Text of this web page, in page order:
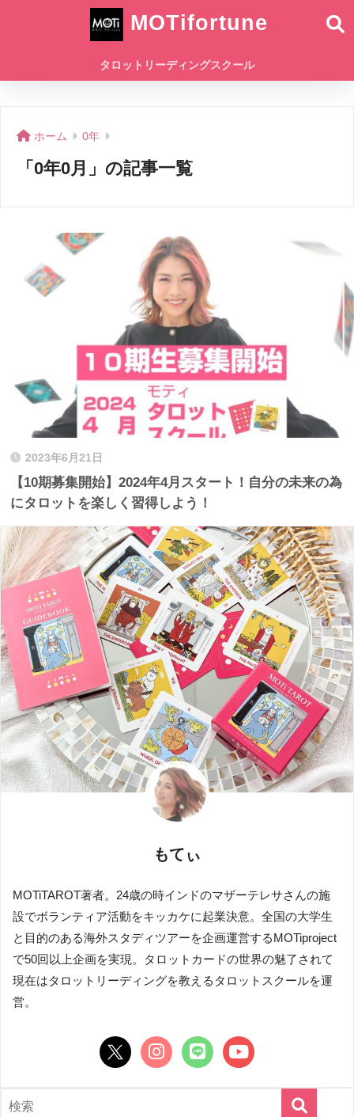
MOTifortune
タロットリーディングスクール
ホーム 0年
「0年0月」の記事一覧
2023年6月21日
【10期募集開始】2024年4月スタート！自分の未来の為
にタロットを楽しく習得しよう！
もてぃ
MOTiTAROT著者。24歳の時インドのマザーテレサさんの施
設でボランティア活動をキッカケに起業決意。全国の大学生
と目的のある海外スタディツアーを企画運営するMOTiproject
で50回以上企画を実現。タロットカードの世界の魅了されて
現在はタロットリーディングを教えるタロットスクールを運
営。